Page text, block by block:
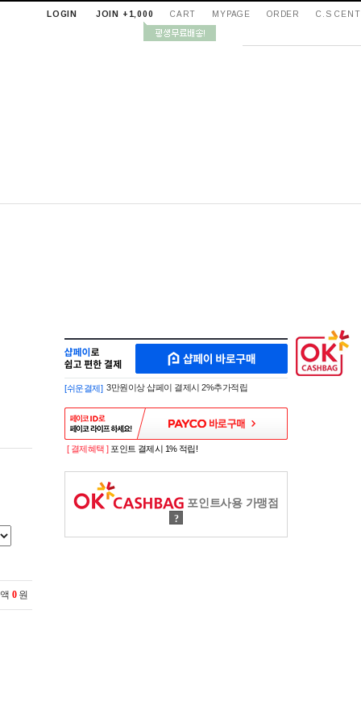
LOGIN JOIN +1,000 CART MYPAGE ORDER C.S
0 원
M
A
K
E
O
P
S
H
페
이
바
매
[쉬운결제] 3만원이상 샵페이 결제시 2%추가적립
[ 결제혜택 ] 포인트 결제시 1% 적립!
포인트사용 가맹점
?